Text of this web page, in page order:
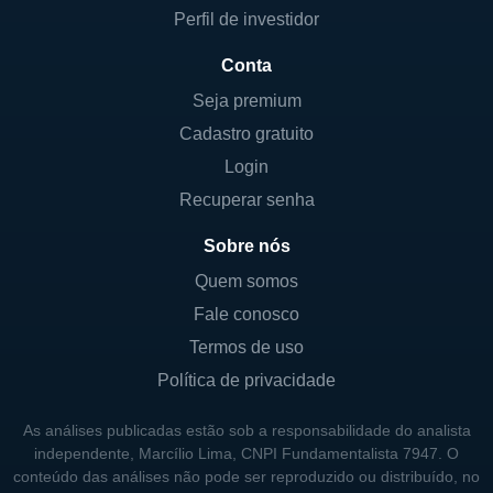
necessidades específicas dos pacientes e de
sistemas de saúde, tanto em nível local
HISTÓRICO DA BIOMM
A Biomm foi fundada com o objetivo de ser
Desde sua criação, a empresa tem se
dedicado ao desenvolvimento de soluções
inovadoras no campo da saúde. A trajetória
da Biomm é marcada por investimentos em
sempre a excelência em seus produtos e
processos. Com um forte compromisso com
Perfil de investidor
Conta
Seja premium
Cadastro gratuito
Login
Recuperar senha
Sobre nós
Quem somos
Fale conosco
Termos de uso
Política de privacidade
As análises publicadas estão sob a responsabilidade do analista
independente, Marcílio Lima, CNPI Fundamentalista 7947. O
conteúdo das análises não pode ser reproduzido ou distribuído, no